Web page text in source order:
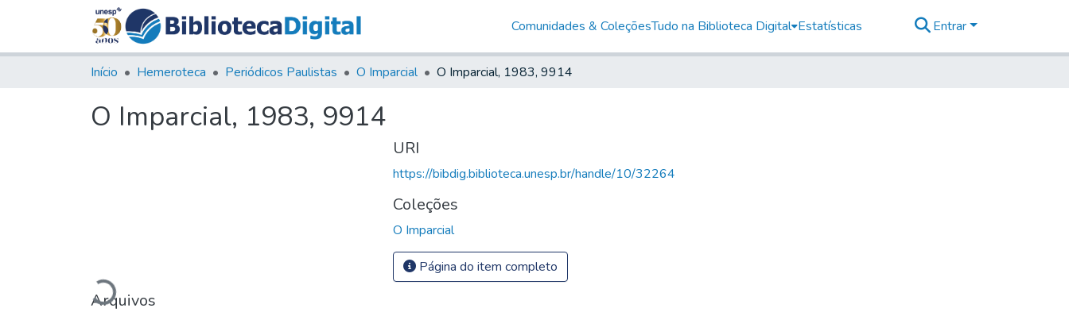
Comunidades & ColeçõesTudo na Biblioteca Digital Estatísticas Entrar
Início Hemeroteca Periódicos Paulistas O Imparcial O Imparcial, 1983, 9914
O Imparcial, 1983, 9914
Carregando...
Arquivos
URI
https://bibdig.biblioteca.unesp.br/handle/10/32264
Coleções
O Imparcial
Página do item completo